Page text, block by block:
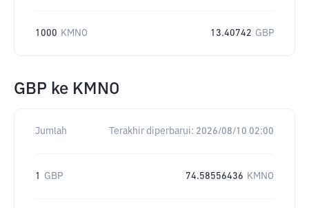
1000 KMNO 13.40742 GBP
GBP ke KMNO
Jumlah Terakhir diperbarui: 2026/08/10 02:00
1 GBP 74.58556436 KMNO